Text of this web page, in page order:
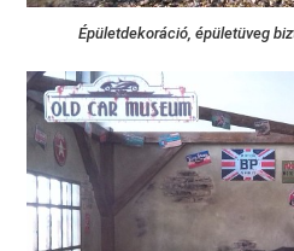
Épületdekoráció, épületüveg